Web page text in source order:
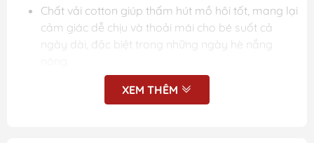
Chất vải cotton giúp thấm hút mồ hôi tốt, mang lại
cảm giác dễ chịu và thoải mái cho bé suốt cả
ngày dài, đặc biệt trong những ngày hè nắng
XEM THÊM